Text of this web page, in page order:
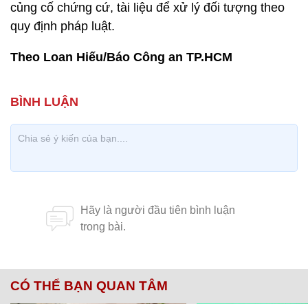
củng cố chứng cứ, tài liệu để xử lý đối tượng theo
quy định pháp luật.
Theo Loan Hiếu/Báo Công an TP.HCM
CÓ THỂ BẠN QUAN TÂM